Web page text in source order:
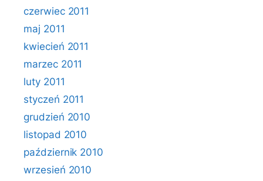
czerwiec 2011
maj 2011
kwiecień 2011
marzec 2011
luty 2011
styczeń 2011
grudzień 2010
listopad 2010
październik 2010
wrzesień 2010